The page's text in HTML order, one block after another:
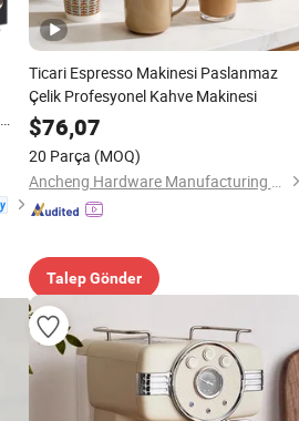
Ticari Espresso Makinesi Paslanmaz
Çelik Profesyonel Kahve Makinesi
$76,07
20 Parça (MOQ)
Ancheng Hardware Manufacturing Co., Ltd.
Talep Gönder